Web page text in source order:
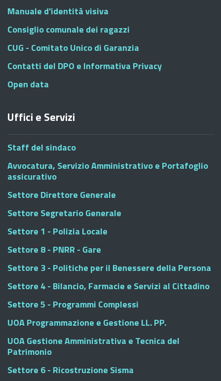
Manuale d'identità visiva
Consiglio comunale dei ragazzi
CUG - Comitato Unico di Garanzia
Contatti del DPO e Informativa Privacy
Open data
Uffici e Servizi
Staff del sindaco
Avvocatura, Servizio Amministrativo e Portafoglio
assicurativo
Settore Direttore Generale
Settore Segretario Generale
Settore 1 - Polizia Locale
Settore 8 - PNRR - Gare
Settore 3 - Politiche per il Benessere della Persona
Settore 4 - Bilancio, Farmacie e Servizi al Cittadino
Settore 5 - Programmi Complessi
UOA Programmazione e Gestione LL. PP.
UOA Gestione Amministrativa e Tecnica del
Patrimonio
Settore 6 - Ricostruzione Sisma